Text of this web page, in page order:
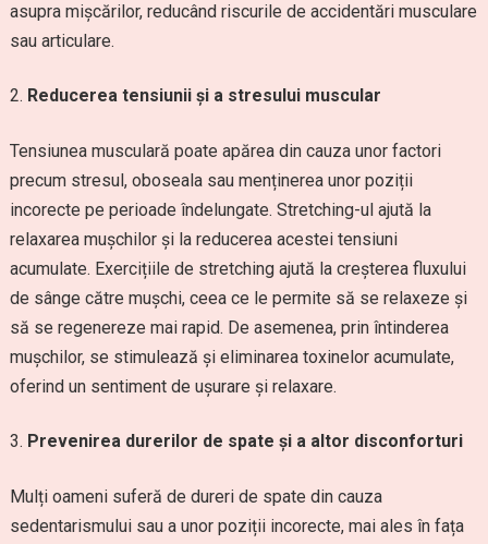
asupra mișcărilor, reducând riscurile de accidentări musculare
sau articulare.
Reducerea tensiunii și a stresului muscular
Tensiunea musculară poate apărea din cauza unor factori
precum stresul, oboseala sau menținerea unor poziții
incorecte pe perioade îndelungate. Stretching-ul ajută la
relaxarea mușchilor și la reducerea acestei tensiuni
acumulate. Exercițiile de stretching ajută la creșterea fluxului
de sânge către mușchi, ceea ce le permite să se relaxeze și
să se regenereze mai rapid. De asemenea, prin întinderea
mușchilor, se stimulează și eliminarea toxinelor acumulate,
oferind un sentiment de ușurare și relaxare.
Prevenirea durerilor de spate și a altor disconforturi
Mulți oameni suferă de dureri de spate din cauza
sedentarismului sau a unor poziții incorecte, mai ales în fața